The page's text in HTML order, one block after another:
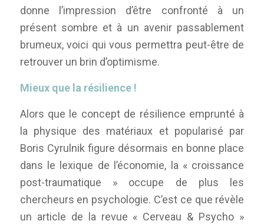
donne l’impression d’être confronté à un
présent sombre et à un avenir passablement
brumeux, voici qui vous permettra peut-être de
retrouver un brin d’optimisme.
Mieux que la résilience !
Alors que le concept de résilience emprunté à
la physique des matériaux et popularisé par
Boris Cyrulnik figure désormais en bonne place
dans le lexique de l’économie, la « croissance
post-traumatique » occupe de plus les
chercheurs en psychologie. C’est ce que révèle
un article de la revue « Cerveau & Psycho »